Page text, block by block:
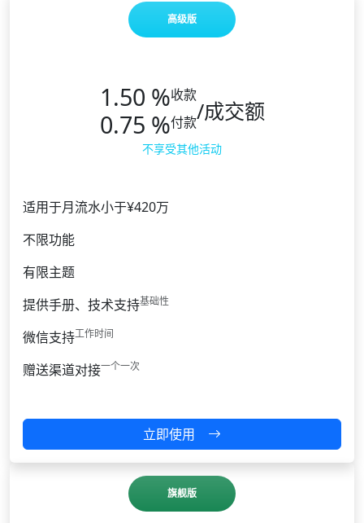
高级版
1.50 %收款
0.75 %付款/成交额
不享受其他活动
适用于月流水小于¥420万
不限功能
有限主题
提供手册、技术支持基础性
微信支持工作时间
赠送渠道对接一个一次
立即使用
旗舰版